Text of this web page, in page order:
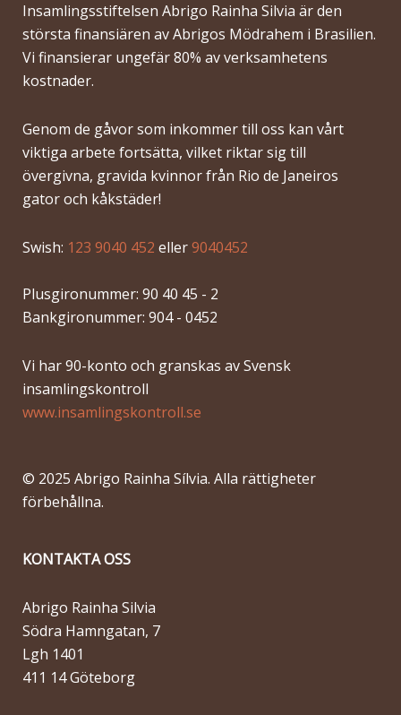
Insamlingsstiftelsen Abrigo Rainha Silvia är den
största finansiären av Abrigos Mödrahem i Brasilien.
Vi finansierar ungefär 80% av verksamhetens
kostnader.
Genom de gåvor som inkommer till oss kan vårt
viktiga arbete fortsätta, vilket riktar sig till
övergivna, gravida kvinnor från Rio de Janeiros
gator och kåkstäder!
Swish: 123 9040 452 eller9040452
Plusgironummer: 90 40 45 - 2
Bankgironummer: 904 - 0452
Vi har 90-konto och granskas av Svensk
insamlingskontroll
www.insamlingskontroll.se
© 2025 Abrigo Rainha Sílvia. Alla rättigheter
förbehållna.
KONTAKTA OSS
Abrigo Rainha Silvia
Södra Hamngatan, 7
Lgh 1401
411 14 Göteborg